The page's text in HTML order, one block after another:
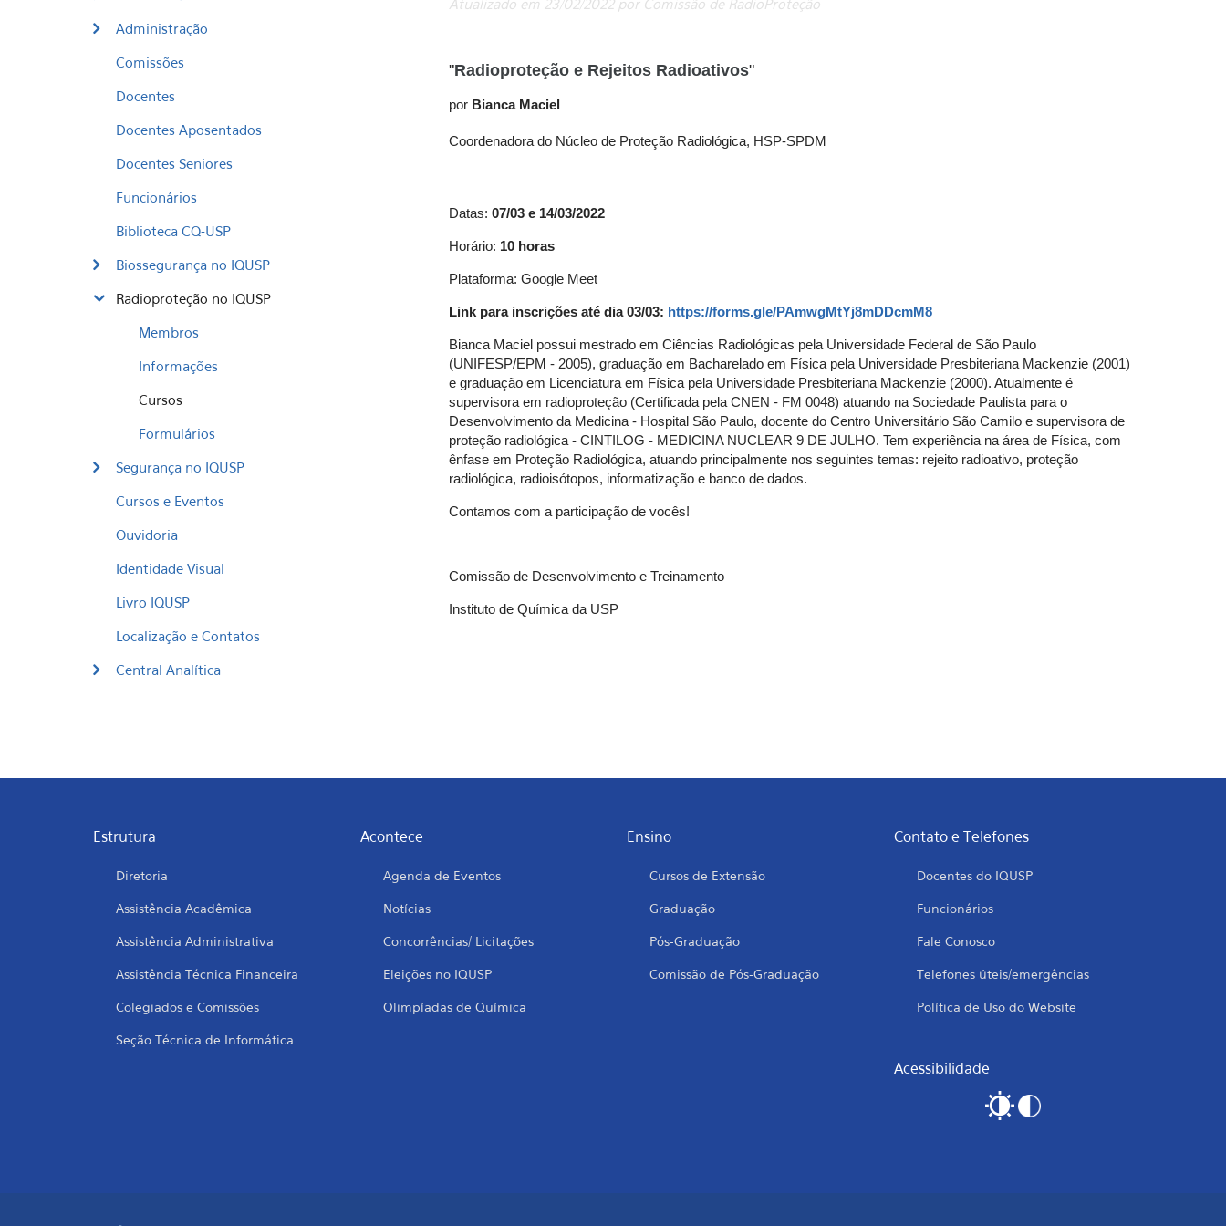
Administração
Comissões
Docentes
Docentes Aposentados
Docentes Seniores
Funcionários
Biblioteca CQ-USP
Biossegurança no IQUSP
Radioproteção no IQUSP
Membros
Informações
Cursos
Formulários
Segurança no IQUSP
Cursos e Eventos
Ouvidoria
Identidade Visual
Livro IQUSP
Localização e Contatos
Central Analítica
Atualizado em 23/02/2022 por Comissão de RadioProteção
"Radioproteção e Rejeitos Radioativos"
por Bianca Maciel
Coordenadora do Núcleo de Proteção Radiológica, HSP-SPDM
Datas: 07/03 e 14/03/2022
Horário: 10 horas
Plataforma: Google Meet
Link para inscrições até dia 03/03: https://forms.gle/PAmwgMtYj8mDDcmM8
Bianca Maciel possui mestrado em Ciências Radiológicas pela Universidade Federal de São Paulo
(UNIFESP/EPM - 2005), graduação em Bacharelado em Física pela Universidade Presbiteriana Mackenzie (2001)
e graduação em Licenciatura em Física pela Universidade Presbiteriana Mackenzie (2000). Atualmente é
supervisora em radioproteção (Certificada pela CNEN - FM 0048) atuando na Sociedade Paulista para o
Desenvolvimento da Medicina - Hospital São Paulo, docente do Centro Universitário São Camilo e supervisora de
proteção radiológica - CINTILOG - MEDICINA NUCLEAR 9 DE JULHO. Tem experiência na área de Física, com
ênfase em Proteção Radiológica, atuando principalmente nos seguintes temas: rejeito radioativo, proteção
radiológica, radioisótopos, informatização e banco de dados.
Contamos com a participação de vocês!
Comissão de Desenvolvimento e Treinamento
Instituto de Química da USP
Estrutura
Diretoria
Assistência Acadêmica
Assistência Administrativa
Assistência Técnica Financeira
Colegiados e Comissões
Seção Técnica de Informática
Acontece
Agenda de Eventos
Notícias
Concorrências/ Licitações
Eleições no IQUSP
Olimpíadas de Química
Ensino
Cursos de Extensão
Graduação
Pós-Graduação
Comissão de Pós-Graduação
Contato e Telefones
Docentes do IQUSP
Funcionários
Fale Conosco
Telefones úteis/emergências
Política de Uso do Website
Acessibilidade